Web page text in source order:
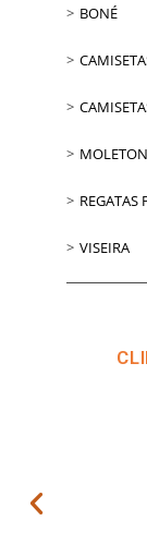
BONÉ
MOLETON
REGATAS
VISEIRA